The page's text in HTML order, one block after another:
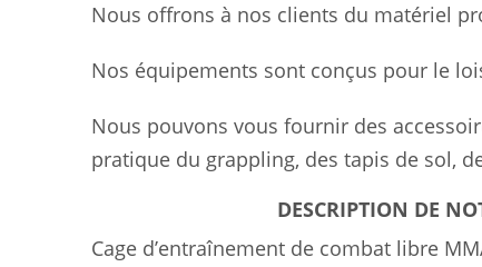
Nous offrons à nos clients du matériel
Nos équipements sont conçus pour le
Nous pouvons vous fournir des
pratique du grappling, des tapis de sol,
DESCRIPTION DE
Cage d’entraînement de combat libre